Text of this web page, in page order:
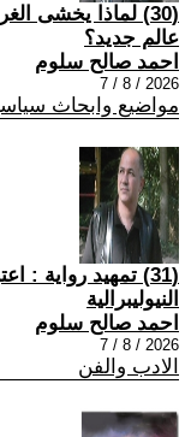
(30) لماذا يخشى
عالم جديد؟
احمد صالح سلوم
2026 / 8 / 7
مواضيع وابحاث
(31) تمهيد رواية
النيوليبرالية
احمد صالح سلوم
2026 / 8 / 7
الادب والفن